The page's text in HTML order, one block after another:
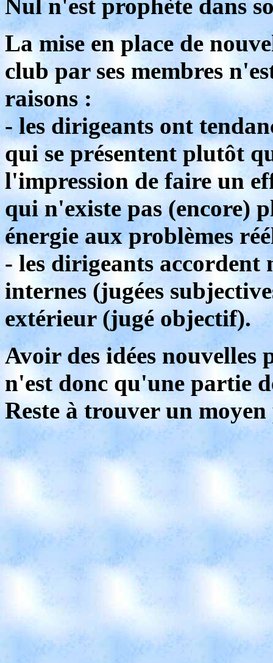
Nul n'est prophète dans
La mise en place de
club par ses membres
raisons :
- les dirigeants ont
qui se présentent plutôt
l'impression de faire un
qui n'existe pas (encore)
énergie aux problèmes
- les dirigeants accordent
internes (jugées
extérieur (jugé objectif).
Avoir des idées
n'est donc qu'une partie
Reste à trouver un moyen